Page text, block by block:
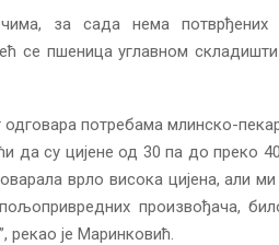
за сада нема
већ се пшеница углавном
потребама млинско-
да су цијене од 30 па до преко
врло висока цијена, али
произвођача,
рекао је Маринковић.